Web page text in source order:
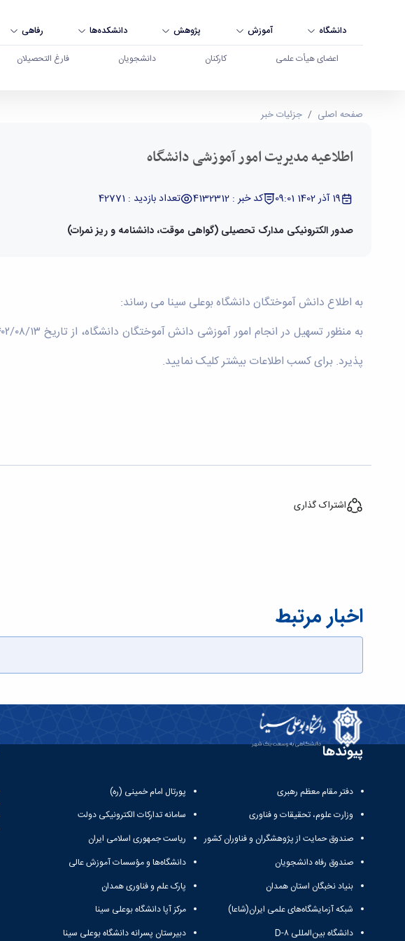
دانشگاه آموزش پژوهش دانشکده‌ها رفاهی
اعضای هیأت علمی کارکنان دانشجویان فارغ التحصیلان
اطلاعیه مدیریت امور آموزشی دانشگاه - دانشگاه بوعلی سینا همدان
صفحه اصلی جزئیات خبر
اطلاعیه مدیریت امور آموزشی دانشگاه
19 آذر 1402 09:01 کد خبر : 4132312 تعداد بازدید : 42771
صدور الکترونیکی مدارک تحصیلی (گواهی موقت، دانشنامه و ریز نمرات)
به اطلاع دانش آموختگان دانشگاه بوعلی سینا می رساند:
پذیرد. برای کسب اطلاعات بیشترکلیکنمایید.
اشتراک گذاری
اخبار مرتبط
پیوندها
دفتر مقام معظم رهبری
وزارت علوم، تحقیقات و فناوری
صندوق حمایت از پژوهشگران و فناوران کشور
صندوق رفاه دانشجویان
بنیاد نخبگان استان همدان
شبکه آزمایشگاه‌های علمی ایران(شاعا)
دانشگاه بین‌المللی D-۸
پورتال امام خمینی (ره)
سامانه تدارکات الکترونیکی دولت
ریاست جمهوری اسلامی ایران
دانشگاه‌ها و مؤسسات آموزش عالی
پارک علم و فناوری همدان
مرکز آپا دانشگاه بوعلی سینا
دبیرستان پسرانه دانشگاه بوعلی سینا